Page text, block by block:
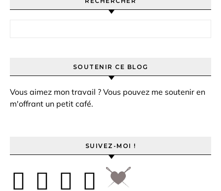
SOUTENIR CE BLOG
Vous aimez mon travail ? Vous pouvez me soutenir en
m'offrant un petit café.
SUIVEZ-MOI !